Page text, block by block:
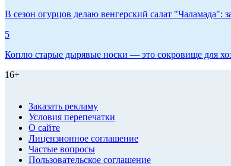
В сезон огурцов делаю венгерский салат "Чаламада":
5
Коплю старые дырявые носки — это сокровище для
16+
Заказать рекламу
Условия перепечатки
О сайте
Лицензионное соглашение
Частые вопросы
Пользовательское соглашение